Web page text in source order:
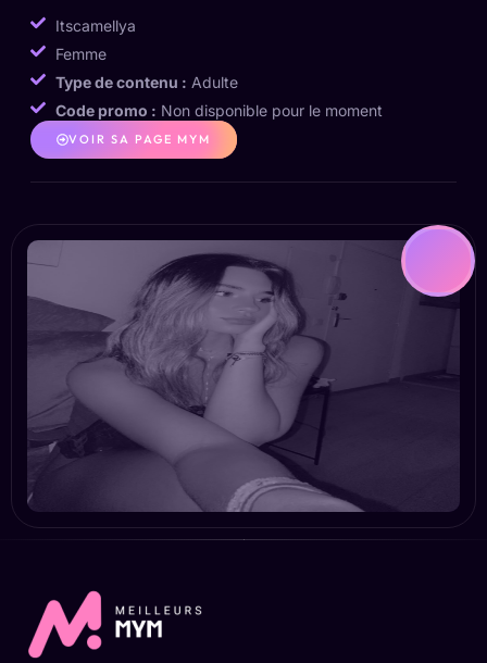
Itscamellya
Femme
Type de contenu : Adulte
Code promo : Non disponible pour le moment
VOIR SA PAGE MYM